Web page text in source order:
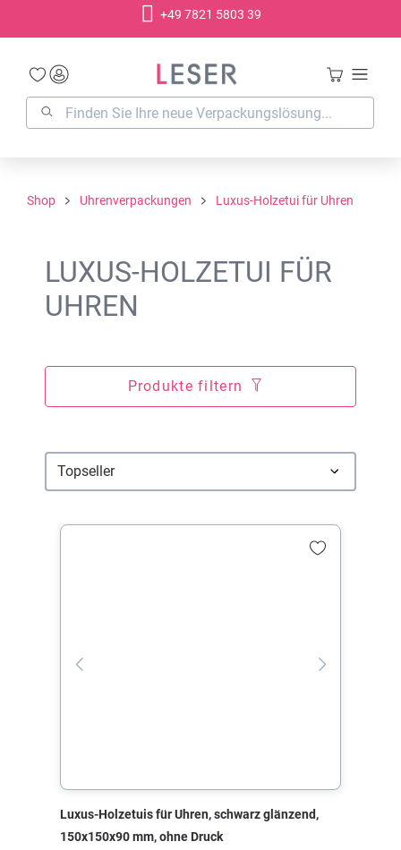
+49 7821 5803 39
Shop Uhrenverpackungen Luxus-Holzetui für Uhren
LUXUS-HOLZETUI FÜR
UHREN
Produkte filtern
Luxus-Holzetuis für Uhren, schwarz glänzend,
150x150x90 mm, ohne Druck